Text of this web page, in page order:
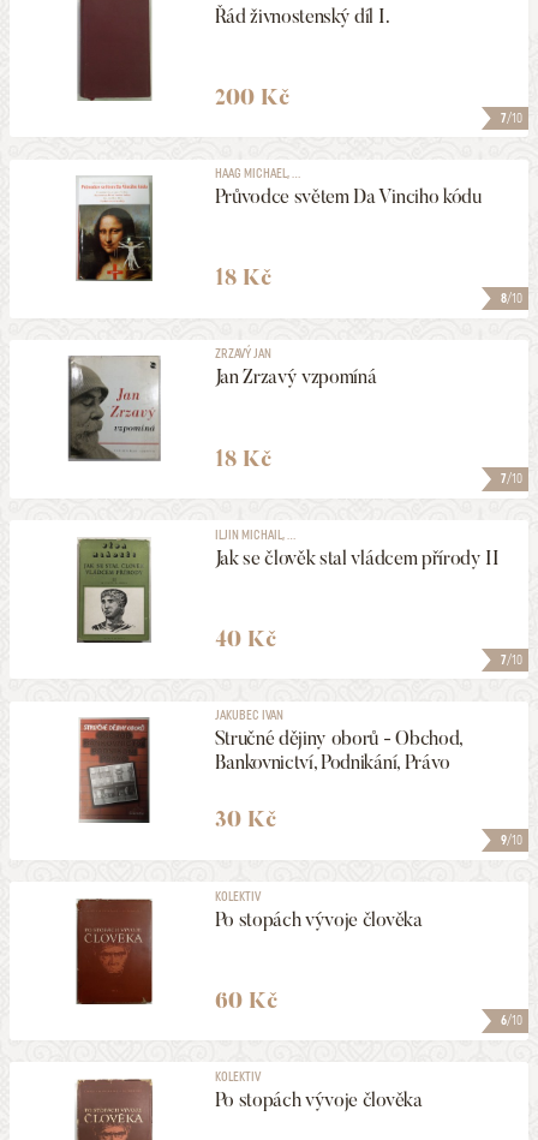
7/10
Řád živnostenský díl I.
200 Kč
8/10
HAAG MICHAEL, ...
Průvodce světem Da Vinciho kódu
18 Kč
7/10
ZRZAVÝ JAN
Jan Zrzavý vzpomíná
18 Kč
7/10
ILJIN MICHAIL, ...
Jak se člověk stal vládcem přírody II
40 Kč
9/10
JAKUBEC IVAN
Stručné dějiny oborů - Obchod,
Bankovnictví, Podnikání, Právo
30 Kč
6/10
KOLEKTIV
Po stopách vývoje člověka
60 Kč
KOLEKTIV
Po stopách vývoje člověka